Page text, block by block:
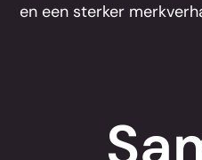
en een sterker